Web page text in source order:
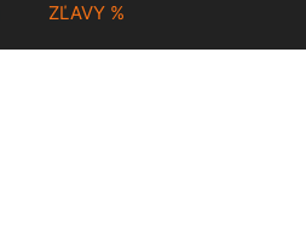
ZĽAVY %